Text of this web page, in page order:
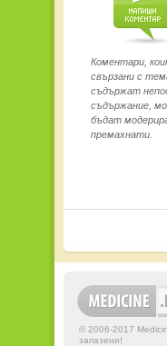
Коментари,
свързани с
съдържат
съдържание,
бъдат
премахнати.
© 2006-2017
запазени!